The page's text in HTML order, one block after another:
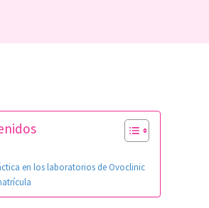
en los laboratorios de Ovoclinic